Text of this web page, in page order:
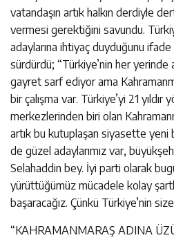
vatandaşın artık halkın derdiyle
vermesi gerektiğini savundu.
adaylarına ihtiyaç duyduğunu
sürdürdü; “Türkiye’nin her yerinde
gayret sarf ediyor ama
bir çalışma var. Türkiye’yi 21
merkezlerinden biri olan
artık bu kutuplaşan siyasette yeni
de güzel adaylarımız var,
Selahaddin bey. İyi parti olarak
yürüttüğümüz mücadele kolay
başaracağız. Çünkü Türkiye’nin
“KAHRAMANMARAŞ ADINA